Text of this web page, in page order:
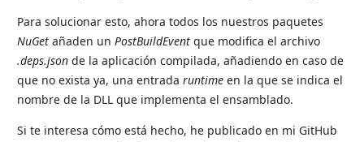
Para solucionar esto, ahora todos los nuestros paquetes
NuGet añaden un PostBuildEvent que modifica el archivo
.deps.json de la aplicación compilada, añadiendo en caso de
que no exista ya, una entrada runtime en la que se indica el
nombre de la DLL que implementa el ensamblado.
Si te interesa cómo está hecho, he publicado en mi GitHub